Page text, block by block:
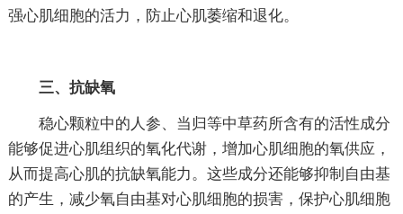
强心肌细胞的活力，防止心肌萎缩和退化。
三、抗缺氧
稳心颗粒中的人参、当归等中草药所含有的活性成分
能够促进心肌组织的氧化代谢，增加心肌细胞的氧供应，
从而提高心肌的抗缺氧能力。这些成分还能够抑制自由基
的产生，减少氧自由基对心肌细胞的损害，保护心肌细胞